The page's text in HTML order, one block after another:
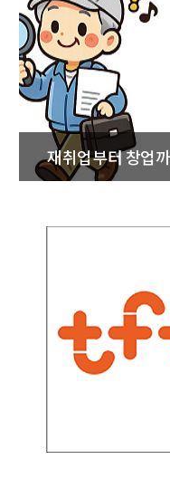
재취업부터 창업